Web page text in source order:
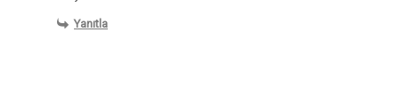
Yanıtla